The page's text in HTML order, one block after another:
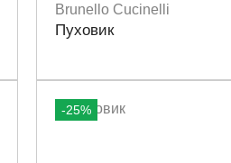
Размеры
Brunello Cucinelli
Пуховик
-25%